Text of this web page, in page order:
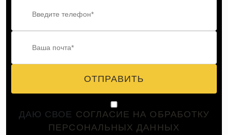
ОТПРАВИТЬ
ДАЮ СВОЕ СОГЛАСИЕ НА ОБРАБОТКУ
ПЕРСОНАЛЬНЫХ ДАННЫХ